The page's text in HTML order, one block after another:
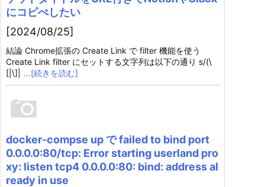
にコピぺしたい
[2024/08/25]
結論 Chrome拡張の Create Link で filter 機能を使う
Create Link filter にセットする文字列は以下の通り s/(\
[|\]|
…[続きを読む]
docker-compse up で failed to bind port
0.0.0.0:80/tcp: Error starting userland pro
xy: listen tcp4 0.0.0.0:80: bind: address al
ready in use